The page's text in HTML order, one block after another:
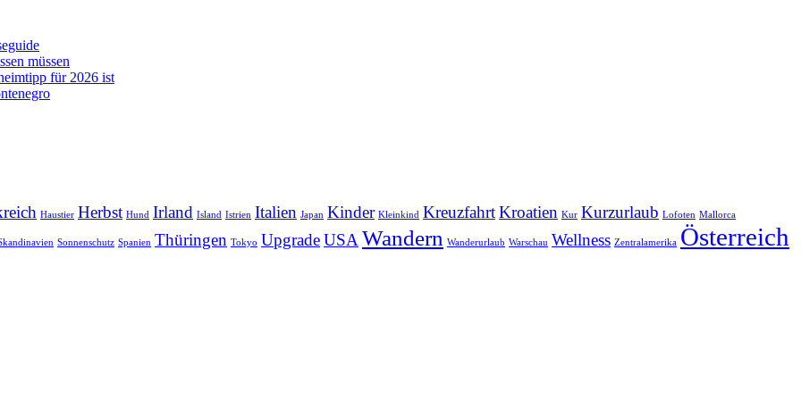
müssen
für 2026 ist
Haustier Herbst Hund Irland Island Istrien Italien Japan Kinder Kleinkind KreuzfahrtKroatien Kur Kurzurlaub Lofoten Mallorca
Sonnenschutz Spanien Thüringen Tokyo UpgradeUSA Wandern Wanderurlaub Warschau Wellness Zentralamerika Österreich